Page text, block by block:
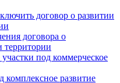
договор о развитии
договора о
территории
под коммерческое
комплексное развитие